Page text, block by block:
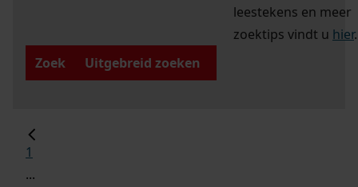
leestekens en meer
zoektips vindt u hier.
Zoek
Uitgebreid zoeken
1
...